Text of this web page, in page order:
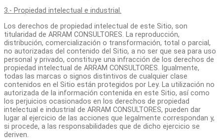
3.- Propiedad intelectual e industrial.
Los derechos de propiedad intelectual de este Sitio, son
titularidad de ARRAM CONSULTORES. La reproducción,
distribución, comercialización o transformación, total o parcial,
no autorizadas del contenido del Sitio, a no ser que sea para uso
personal y privado, constituye una infracción de los derechos de
propiedad intelectual de ARRAM CONSULTORES. Igualmente,
todas las marcas o signos distintivos de cualquier clase
contenidos en el Sitio están protegidos por Ley. La utilización no
autorizada de la información contenida en este Sitio, así como
los perjuicios ocasionados en los derechos de propiedad
intelectual e industrial de ARRAM CONSULTORES, pueden dar
lugar al ejercicio de las acciones que legalmente correspondan y,
si procede, a las responsabilidades que de dicho ejercicio se
deriven.